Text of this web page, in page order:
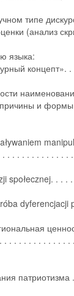
типе
(анализ
языка:
и
. . . . . . . . . . . .
społecznej. . .
. . . . . . . . . . . . .